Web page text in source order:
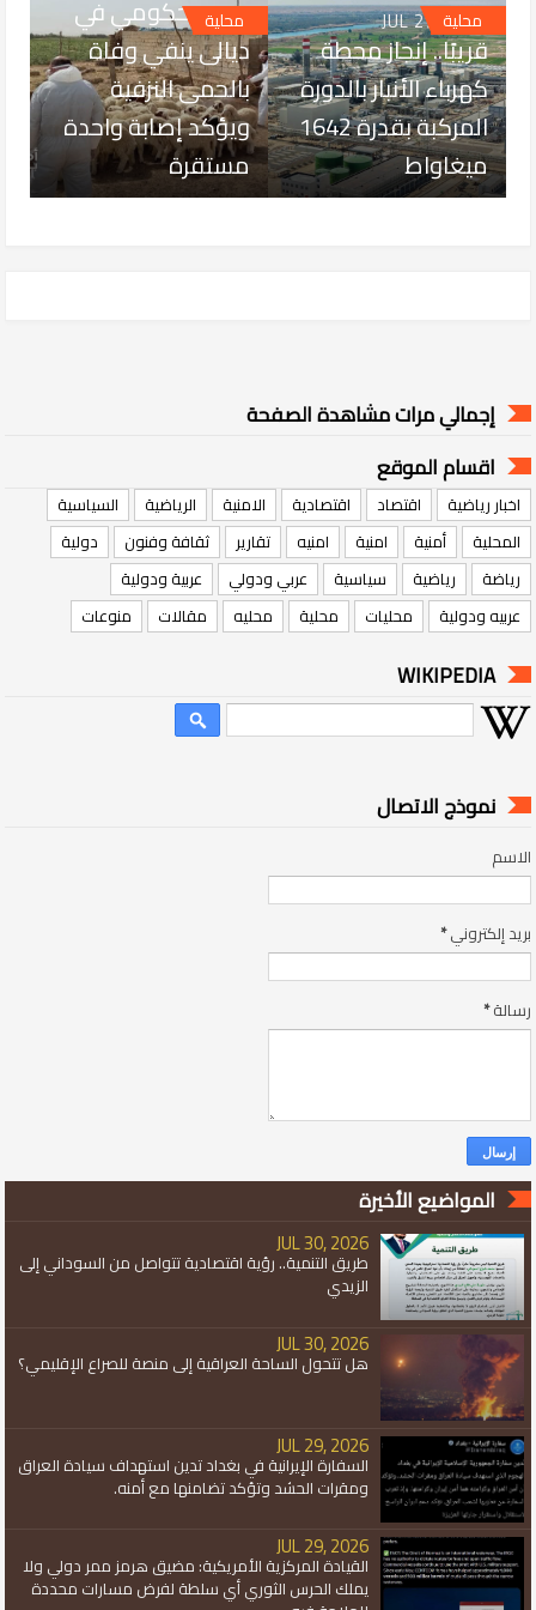
محلية
JUL 27, 2026
قريبًا.. إنجاز محطة
كهرباء الأنبار بالدورة
المركبة بقدرة 1642
ميغاواط
محلية
مصدر حكومي في
ديالى ينفي وفاة
بالحمى النزفية
ويؤكد إصابة واحدة
مستقرة
إجمالي مرات مشاهدة الصفحة
اقسام الموقع
اخبار رياضية اقتصاد اقتصادية الامنية الرياضية
السياسية
المحلية
أمنية امنية امنيه تقارير ثقافة وفنون
دولية
رياضة
رياضية سياسية عربي ودولي
عربية ودولية
عربيه ودولية
محليات محلية محليه مقالات منوعات
WIKIPEDIA
نموذج الاتصال
الاسم
بريد إلكتروني*
رسالة*
المواضيع الأخيرة
JUL 30, 2026
طريق التنمية.. رؤية اقتصادية تتواصل من السوداني إلى
الزيدي
JUL 30, 2026
هل تتحول الساحة العراقية إلى منصة للصراع الإقليمي؟
JUL 29, 2026
السفارة الإيرانية في بغداد تدين استهداف سيادة العراق
ومقرات الحشد وتؤكد تضامنها مع أمنه.
JUL 29, 2026
القيادة المركزية الأمريكية: مضيق هرمز ممر دولي ولا
يملك الحرس الثوري أي سلطة لفرض مسارات محددة